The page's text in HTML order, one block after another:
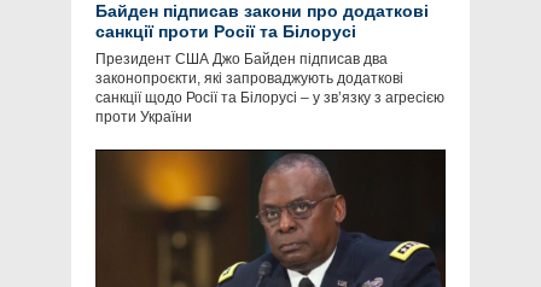
Байден підписав закони про додаткові
санкції проти Росії та Білорусі
Президент США Джо Байден підписав два
законопроєкти, які запроваджують додаткові
санкції щодо Росії та Білорусі – у зв’язку з агресією
проти України